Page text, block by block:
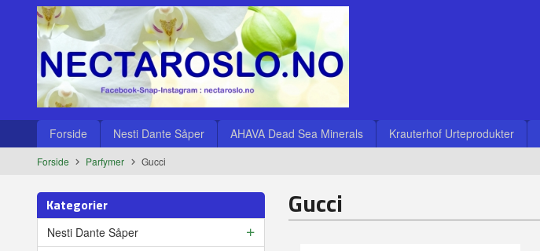
innholdet
Produkter
Forside Nesti Dante Såper AHAVA Dead Sea Minerals Krauterhof Urteprodukter
Forside Parfymer Gucci
Kategorier
Nesti Dante Såper
Gucci